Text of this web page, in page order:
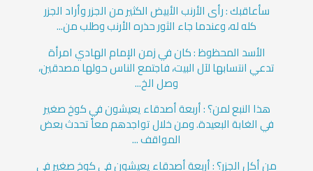
سأعاقبك : رأى الأرنب الأبيض الكثير من الجزر وأراد الجزر
كله له، وعندما جاء الثور حذره الأرنب وطلب من...
الأسد المحظوظ : كان في زمن الإمام الهادي امرأة
تدعي انتسابها لآل البيت، فاجتمع الناس حولها مصدقين،
وصل الخ...
هذا النبع لمن؟ : أربعة أصدقاء يعيشون في كوخ صغير
في الغابة البعيدة. ومن خلال تواجدهم معاً تحدث بعض
المواقف ...
من أكل الجزر؟ : أربعة أصدقاء يعيشون في كوخ صغير في